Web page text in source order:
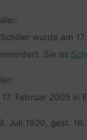
wurde am
Sie ist
Februar 2005 in
Juli 1920, gest.